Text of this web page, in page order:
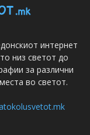
интернет
низ светот до
за различни
во светот.